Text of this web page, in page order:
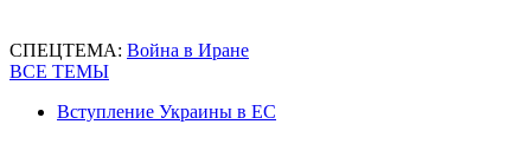
СПЕЦТЕМА: Война в Иране
ВСЕ ТЕМЫ
Вступление Украины в ЕС